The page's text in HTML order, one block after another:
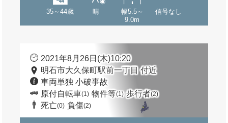
35～44歳 晴
幅5.5～
9.0m
信号なし
2021年8月26日(木)10:20
明石市大久保町駅前一丁目 付近
車両単独 小破事故
原付自転車(1) 物件等(1) 歩行者(2)
死亡(0) 負傷(2)